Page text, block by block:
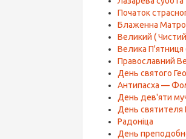
Початок
Блаженна
Великий (
Велика П'ятниця
Православний
День святого
Антипасха —
День дев'яти
День святителя
Радоніца
День